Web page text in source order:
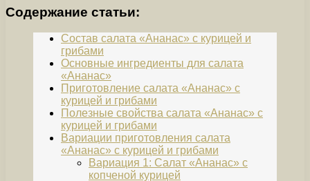
Содержание статьи:
Состав салата «Ананас» с курицей и
грибами
Основные ингредиенты для салата
«Ананас»
Приготовление салата «Ананас» с
курицей и грибами
Полезные свойства салата «Ананас» с
курицей и грибами
Вариации приготовления салата
«Ананас» с курицей и грибами
Вариация 1: Салат «Ананас» с
копченой курицей